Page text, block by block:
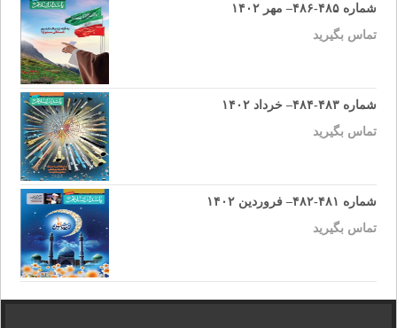
شماره ۴۸۵-۴۸۶– مهر ۱۴۰۲
تماس بگیرید
شماره ۴۸۳-۴۸۴– خرداد ۱۴۰۲
تماس بگیرید
شماره ۴۸۱-۴۸۲– فروردین ۱۴۰۲
تماس بگیرید